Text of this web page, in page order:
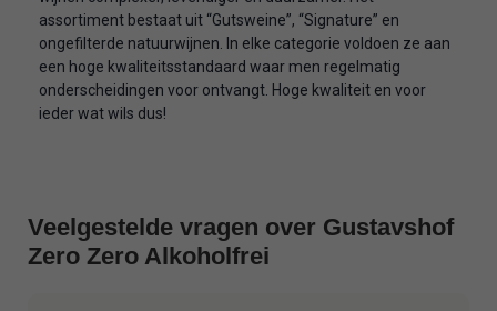
assortiment bestaat uit “Gutsweine”, “Signature” en
ongefilterde natuurwijnen. In elke categorie voldoen ze aan
een hoge kwaliteitsstandaard waar men regelmatig
onderscheidingen voor ontvangt. Hoge kwaliteit en voor
ieder wat wils dus!
Veelgestelde vragen over Gustavshof
Zero Zero Alkoholfrei